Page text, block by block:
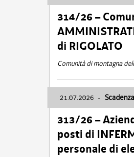
314/26 –
di RIGOLATO
Comunità di montagna
21.07.2026 -
313/26 –
posti di
personale di